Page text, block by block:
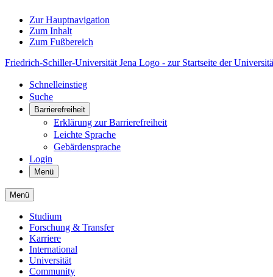
Zur Hauptnavigation
Zum Inhalt
Zum Fußbereich
Friedrich-Schiller-Universität Jena Logo - zur Startseite der
Schnelleinstieg
Suche
Barrierefreiheit
Erklärung zur Barrierefreiheit
Leichte Sprache
Gebärdensprache
Login
Menü
Menü
Studium
Forschung & Transfer
Karriere
International
Universität
Community